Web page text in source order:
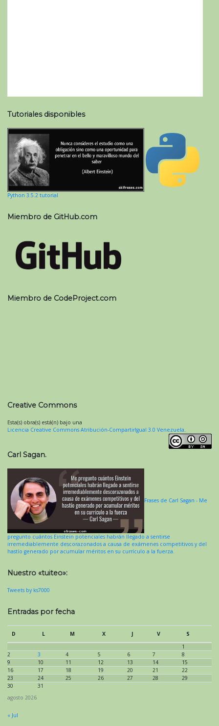
Tutoriales disponibles
Python 3.5.2 tutorial
Miembro de GitHub.com
Miembro de CodeProject.com
Creative Commons
Esta(s) obra(s) está(n) bajo una
Licencia Creative Commons Atribución-CompartirIgual 3.0 Venezuela.
Carl Sagan.
Frases de Carl Sagan - Me
pregunto cuántos Einstein potenciales habrán llegado a sentirse
irremediablemente descorazonados a causa de exámenes competitivos y del
hastío generado por acumular méritos en su currículo a la fuerza.
Nuestro «tuiteo»:
Tweets by ks7000
Entradas por fecha
agosto 2026
D L M X J V
S
1
2
3 4 5 6 7
8
9
10 11 12 13 14
15
16
17 18 19 20 21
22
23
24 25 26 27 28
29
30
31
« Jul